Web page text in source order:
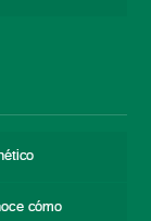
cómo